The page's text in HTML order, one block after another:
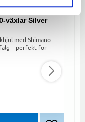
växlar Silver
med Shimano
– perfekt för